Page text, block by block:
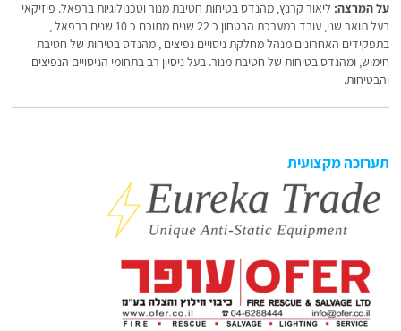
על המרצה: ליאור קרנץ, מהנדס בטיחות חטיבת מנור וטכנולוגיות ברפאל. פיזיקאי
בעל תואר שני, עובד במערכת הבטחון כ 22 שנים מתוכם כ 10 שנים ברפאל ,
בתפקידים האחרונים מנהל מחלקת ניסויים נפיצים , מהנדס בטיחות של חטיבת
חימוש, ומהנדס בטיחות של חטיבת מנור. בעל ניסיון רב בתחומי הניסויים הנפיצים
והבטיחות.
תערוכה מקצועית